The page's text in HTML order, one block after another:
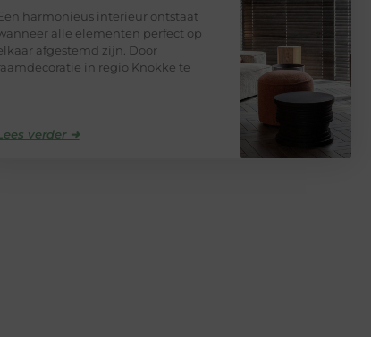
harmonieus interieur ontstaat
alle elementen perfect op
afgestemd zijn. Door
in regio Knokke te
verder ➜